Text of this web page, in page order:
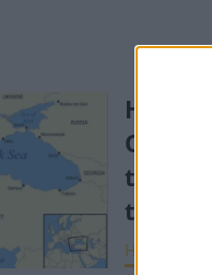
Háború:
támadja
HÍREK